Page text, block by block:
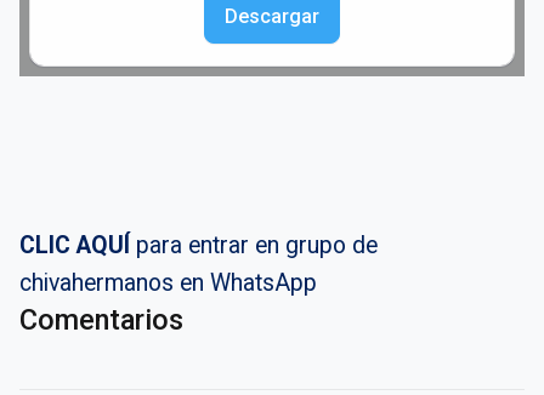
Descargar
CLIC AQUÍ para entrar en grupo de
chivahermanos en WhatsApp
Comentarios